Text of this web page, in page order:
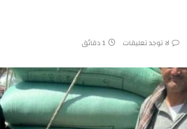
لا توجد تعليقات 1 دقائق